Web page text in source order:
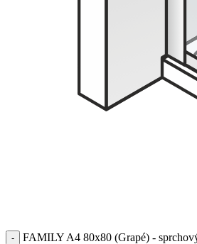
FAMILY A4 80x80 (Grapé) -